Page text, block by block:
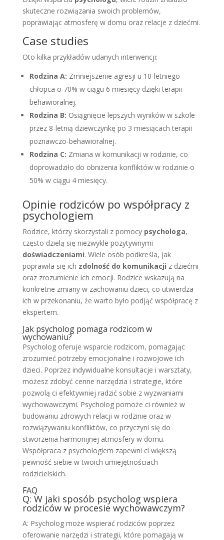
skuteczne rozwiązania swoich problemów,
poprawiając atmosferę w domu oraz relacje z dziećmi.
Case studies
Oto kilka przykładów udanych interwencji:
Rodzina A: Zmniejszenie agresji u 10-letniego
chłopca o 70% w ciągu 6 miesięcy dzięki terapii
behawioralnej.
Rodzina B: Osiągnięcie lepszych wyników w szkole
przez 8-letnią dziewczynkę po 3 miesiącach terapii
poznawczo-behawioralnej.
Rodzina C: Zmiana w komunikacji w rodzinie, co
doprowadziło do obniżenia konfliktów w rodzinie o
50% w ciągu 4 miesięcy.
Opinie rodziców po współpracy z
psychologiem
Rodzice, którzy skorzystali z pomocy psychologa,
często dzielą się niezwykle pozytywnymi
doświadczeniami. Wiele osób podkreśla, jak
poprawiła się ich zdolność do komunikacji z dziećmi
oraz zrozumienie ich emocji. Rodzice wskazują na
konkretne zmiany w zachowaniu dzieci, co utwierdza
ich w przekonaniu, że warto było podjąć współpracę z
ekspertem.
Jak psycholog pomaga rodzicom w
wychowaniu?
Psycholog oferuje wsparcie rodzicom, pomagając
zrozumieć potrzeby emocjonalne i rozwojowe ich
dzieci. Poprzez indywidualne konsultacje i warsztaty,
możesz zdobyć cenne narzędzia i strategie, które
pozwolą ci efektywniej radzić sobie z wyzwaniami
wychowawczymi. Psycholog pomoże ci również w
budowaniu zdrowych relacji w rodzinie oraz w
rozwiązywaniu konfliktów, co przyczyni się do
stworzenia harmonijnej atmosfery w domu.
Współpraca z psychologiem zapewni ci większą
pewność siebie w twoich umiejętnościach
rodzicielskich.
FAQ
Q: W jaki sposób psycholog wspiera
rodziców w procesie wychowawczym?
A: Psycholog może wspierać rodziców poprzez
oferowanie narzędzi i strategii, które pomagają w